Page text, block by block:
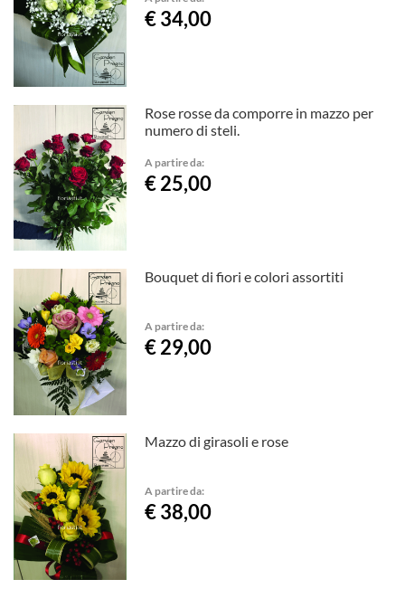
€ 34,00
Rose rosse da comporre in mazzo per
numero di steli.
A partire da:
€ 25,00
Bouquet di fiori e colori assortiti
A partire da:
€ 29,00
Mazzo di girasoli e rose
A partire da:
€ 38,00